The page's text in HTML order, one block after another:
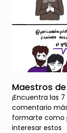
Maestros
¡Encuentra las
comentario
formarte como
interesar estos